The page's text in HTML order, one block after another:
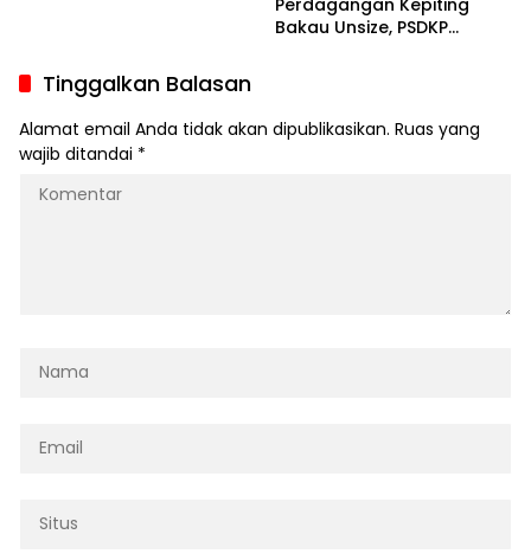
Bakau Unsize, PSDKP
Tinggalkan Balasan
Alamat email Anda tidak akan dipublikasikan. Ruas yang
wajib ditandai *